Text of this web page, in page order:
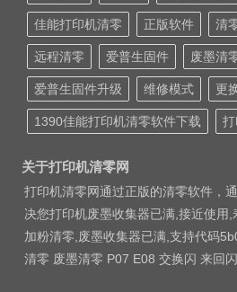
佳能打印机清零 正版软件 清
远程清零 爱普生固件 废墨清
爱普生固件升级 维修模式 更
1390佳能打印机清零软件下载
关于打印机清零网
打印机清零网通过正版的清零软件，
决您打印机废墨收集器已满,接近使用,
加粉清零,废墨收集器已满,支持代码
清零 废墨清零 P07 E08 交换闪 来回